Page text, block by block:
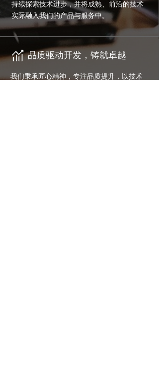
持续探索技术进步，并将成熟、前沿的技术
实际融入我们的产品与服务中。
我们秉承匠心精神，专注品质提升，以技术
品质驱动开发，铸就卓越